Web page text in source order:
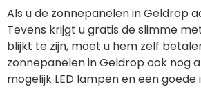
Als u de zonnepanelen in Geldrop
Tevens krijgt u gratis de slimme
blijkt te zijn, moet u hem zelf
zonnepanelen in Geldrop ook nog
mogelijk LED lampen en een